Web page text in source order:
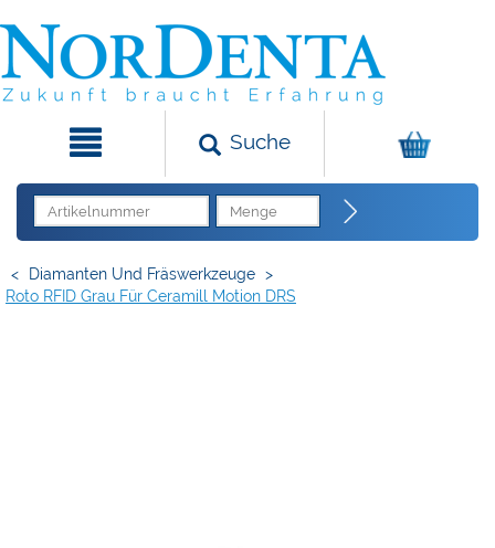
Suche
< Diamanten Und Fräswerkzeuge >
Roto RFID Grau Für Ceramill Motion DRS